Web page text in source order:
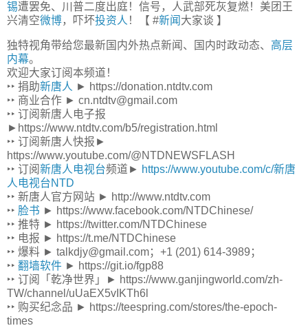
锡遭罢免、川普二度出庭！信号，人武部死灰复燃！美团王
兴清空微博，吓坏投资人 ！【 #新闻 大家谈 】
独特视角带给您最新国内外热点新闻、国内时政动态、 高层
内幕。
欢迎大家订阅本频道！
‣‣ 捐助新唐人 ► https://donation.ntdtv.com
‣‣ 商业合作 ► cn.ntdtv@gmail.com
‣‣ 订阅新唐人电子报
►https://www.ntdtv.com/b5/registration.html
‣‣ 订阅新唐人快报►
https://www.youtube.com/@NTDNEWSFLASH
‣‣ 订阅新唐人电视台频道► https://www.youtube.com/c/新唐
人电视台NTD
‣‣ 新唐人官方网站 ► http://www.ntdtv.com
‣‣ 脸书 ► https://www.facebook.com/NTDChinese/
‣‣ 推特 ► https://twitter.com/NTDChinese
‣‣ 电报 ► https://t.me/NTDChinese
‣‣ 爆料 ► talkdjy@gmail.com；+1 (201) 614-3989；
‣‣ 翻墙软件 ► https://git.io/fgp88
‣‣ 订阅「乾净世界」► https://www.ganjingworld.com/zh-
TW/channel/uUaEX5vIKTh6l
‣‣ 购买纪念品 ► https://teespring.com/stores/the-epoch-
times